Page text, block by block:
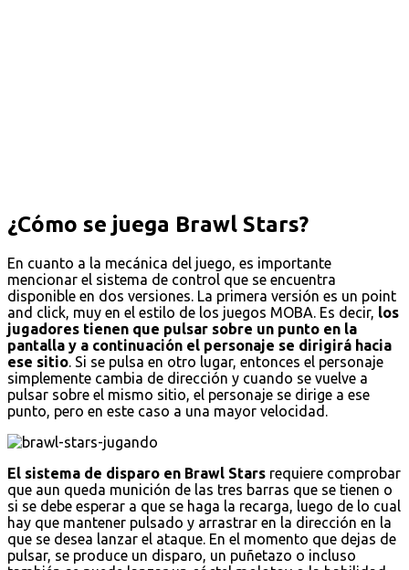
¿Cómo se juega Brawl Stars?
En cuanto a la mecánica del juego, es importante
mencionar el sistema de control que se encuentra
disponible en dos versiones. La primera versión es un point
and click, muy en el estilo de los juegos MOBA. Es decir, los
jugadores tienen que pulsar sobre un punto en la
pantalla y a continuación el personaje se dirigirá hacia
ese sitio. Si se pulsa en otro lugar, entonces el personaje
simplemente cambia de dirección y cuando se vuelve a
pulsar sobre el mismo sitio, el personaje se dirige a ese
punto, pero en este caso a una mayor velocidad.
El sistema de disparo en Brawl Stars requiere comprobar
que aun queda munición de las tres barras que se tienen o
si se debe esperar a que se haga la recarga, luego de lo cual
hay que mantener pulsado y arrastrar en la dirección en la
que se desea lanzar el ataque. En el momento que dejas de
pulsar, se produce un disparo, un puñetazo o incluso